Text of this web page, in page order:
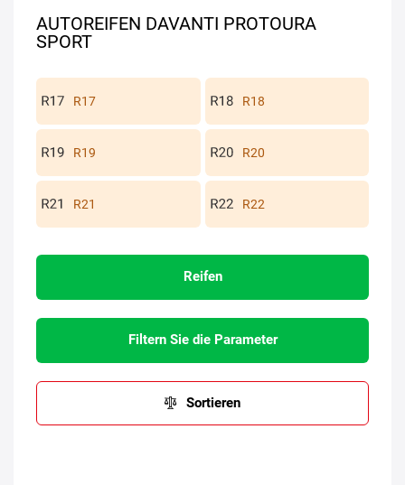
AUTOREIFEN DAVANTI PROTOURA
SPORT
R17 R18
R19 R20
R21 R22
Reifen
Filtern Sie die Parameter
Sortieren